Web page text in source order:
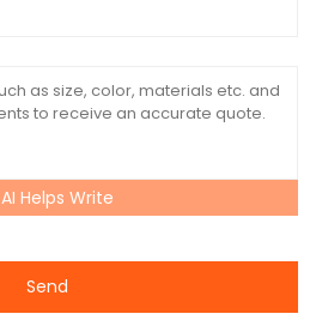
AI Helps Write
Send